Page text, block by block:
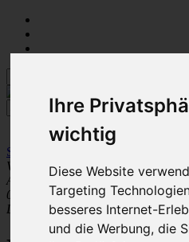
Ihre
wichtig
Diese Website
Targeting
besseres Internet-
und die Werbung, die
Startseite
VOXTRADE GmbH
An den Angerwiesen 16
04651 Bad Lausick
Deutschland